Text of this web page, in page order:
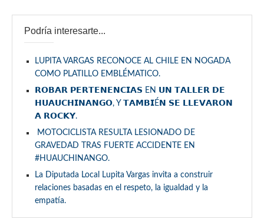
Podría interesarte...
LUPITA VARGAS RECONOCE AL CHILE EN NOGADA
COMO PLATILLO EMBLÉMATICO.
𝗥𝗢𝗕𝗔𝗥 𝗣𝗘𝗥𝗧𝗘𝗡𝗘𝗡𝗖𝗜𝗔𝗦 EN 𝗨𝗡 𝗧𝗔𝗟𝗟𝗘𝗥 𝗗𝗘
𝗛𝗨𝗔𝗨𝗖𝗛𝗜𝗡𝗔𝗡𝗚𝗢, Y 𝗧𝗔𝗠𝗕𝗜É𝗡 𝗦𝗘 𝗟𝗟𝗘𝗩𝗔𝗥𝗢𝗡
𝗔 𝗥𝗢𝗖𝗞𝗬.
MOTOCICLISTA RESULTA LESIONADO DE
GRAVEDAD TRAS FUERTE ACCIDENTE EN
#HUAUCHINANGO.
La Diputada Local Lupita Vargas invita a construir
relaciones basadas en el respeto, la igualdad y la
empatía.